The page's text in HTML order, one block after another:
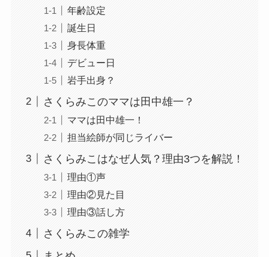
年齢設定
誕生日
身長体重
デビュー日
岩手出身？
さくらみこのママは田中雄一？
ママは田中雄一！
担当絵師が同じライバー
さくらみこはなぜ人気？理由3つを解説！
理由①声
理由②見た目
理由③話し方
さくらみこの雑学